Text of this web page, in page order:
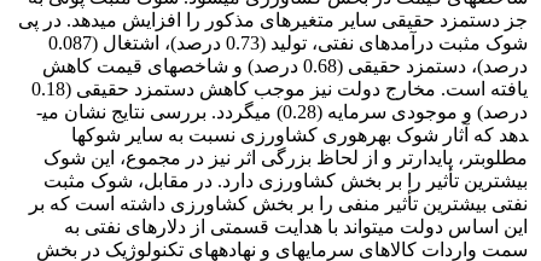
جز دستمزد حقیقی سایر متغیرهای مذکور را افزایش می­دهد. در پی
شوک مثبت درآمدهای نفتی، تولید (0.73 درصد)، اشتغال (0.087
درصد)، دستمزد حقیقی (0.68 درصد) و شاخص­های قیمت کاهش
یافته است. مخارج دولت نیز موجب کاهش دستمزد حقیقی (0.18
درصد) و موجودی سرمایه (0.28) می­گردد. بررسی نتایج نشان می­
دهد که آثار شوک­ بهره­وری کشاورزی نسبت به سایر شوک­ها
مطلوب­تر، پایدارتر و از لحاظ بزرگی اثر نیز در مجموع، این شوک
بیشترین تأثیر را بر بخش کشاورزی دارد. در مقابل، شوک مثبت
نفتی بیشترین تأثیر منفی را بر بخش کشاورزی داشته است که بر
این اساس دولت می­تواند با هدایت قسمتی از دلار­های نفتی به
سمت واردات کالاهای سرمایه­ای و نهاده­های تکنولوژیک در بخش